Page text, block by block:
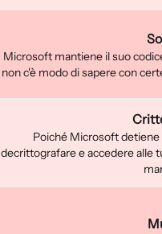
Microsoft mantiene il suo
non c'è modo di sapere con
Poiché Microsoft
decrittografare e accedere alle